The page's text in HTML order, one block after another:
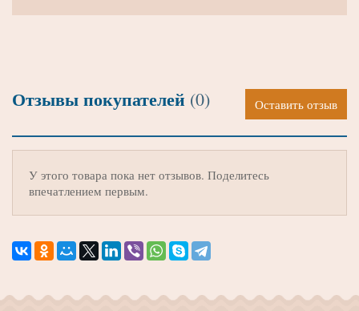
Отзывы покупателей (0) Оставить отзыв
У этого товара пока нет отзывов. Поделитесь
впечатлением первым.